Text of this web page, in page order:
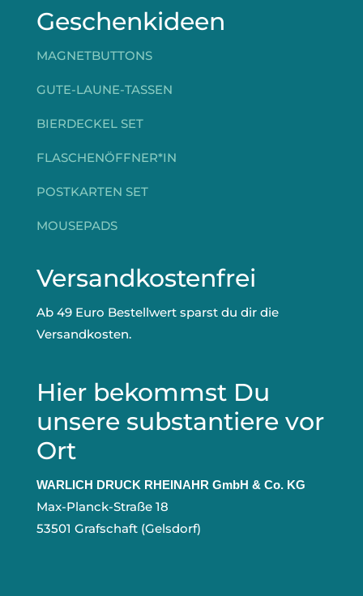
Geschenkideen
MAGNETBUTTONS
GUTE-LAUNE-TASSEN
BIERDECKEL SET
FLASCHENÖFFNER*IN
POSTKARTEN SET
MOUSEPADS
Versandkostenfrei
Ab 49 Euro Bestellwert sparst du dir die
Versandkosten.
Hier bekommst Du
unsere substantiere vor
Ort
WARLICH DRUCK RHEINAHR GmbH & Co. KG
Max-Planck-Straße 18
53501 Grafschaft (Gelsdorf)